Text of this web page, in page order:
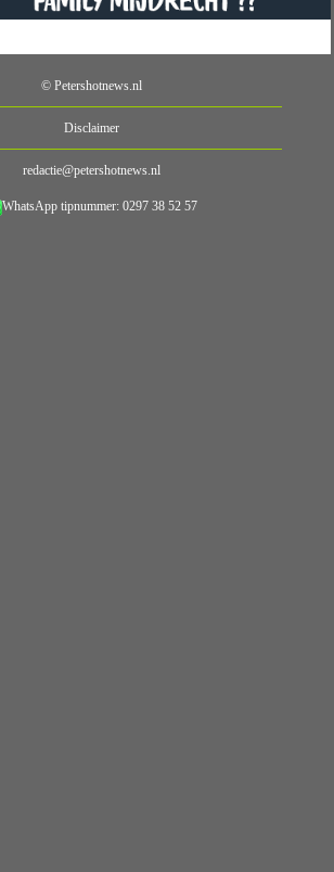
© Petershotnews.nl
Disclaimer
redactie@petershotnews.nl
WhatsApp tipnummer: 0297 38 52 57